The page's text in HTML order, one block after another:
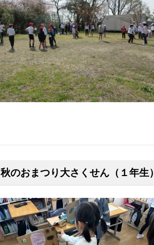
秋のおまつり大さくせん（１年生）